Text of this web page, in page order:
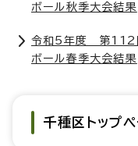
ボール秋季大会結果
令和5年度 第112回
ボール春季大会結果
千種区トップ